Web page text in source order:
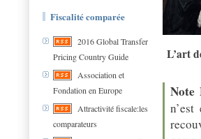
Fiscalité comparée
2016 Global Transfer
Pricing Country Guide
Association et
Fondation en Europe
Attractivité fiscale:les
comparateurs
L’art
Note